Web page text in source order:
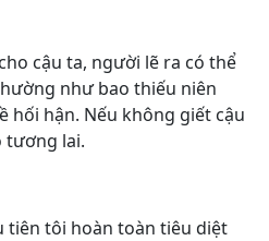
cậu ta, người lẽ ra có thể
như bao thiếu niên
hối hận. Nếu không giết cậu
tương lai.
tiên tôi hoàn toàn tiêu diệt